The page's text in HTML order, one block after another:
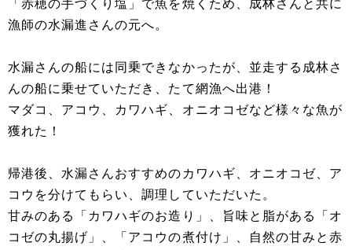
「赤穂の手づくり塩」で魚を焼くため、成林さんと共に
漁師の水漏進さんの元へ。
水漏さんの船には同乗できなかったが、並走する成林さ
んの船に乗せていただき、たて網漁へ出港！
マダコ、アコウ、カワハギ、オニオコゼなど様々な魚が
獲れた！
帰港後、水漏さんおすすめのカワハギ、オニオコゼ、ア
コウを分けてもらい、調理していただいた。
甘みのある「カワハギのお造り」、旨味と脂がある「オ
コゼの丸揚げ」、「アコウの煮付け」、自然の甘みと赤